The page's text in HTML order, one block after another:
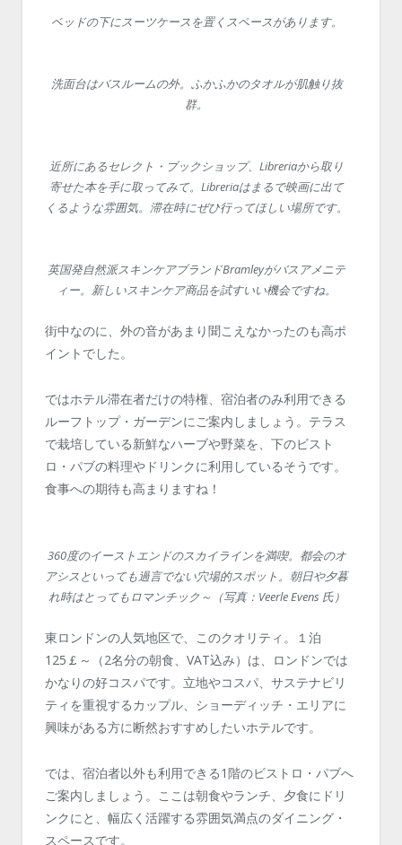
ベッドの下にスーツケースを置くスペースがあります。
洗面台はバスルームの外。ふかふかのタオルが肌触り抜
群。
近所にあるセレクト・ブックショップ、Libreriaから取り
寄せた本を手に取ってみて。Libreriaはまるで映画に出て
くるような雰囲気。滞在時にぜひ行ってほしい場所です。
英国発自然派スキンケアブランドBramleyがバスアメニテ
ィー。新しいスキンケア商品を試すいい機会ですね。
街中なのに、外の音があまり聞こえなかったのも高ポ
イントでした。
ではホテル滞在者だけの特権、宿泊者のみ利用できる
ルーフトップ・ガーデンにご案内しましょう。テラス
で栽培している新鮮なハーブや野菜を、下のビスト
ロ・パブの料理やドリンクに利用しているそうです。
食事への期待も高まりますね！
360度のイーストエンドのスカイラインを満喫。都会のオ
アシスといっても過言でない穴場的スポット。朝日や夕暮
れ時はとってもロマンチック～（写真：Veerle Evens 氏）
東ロンドンの人気地区で、このクオリティ。１泊
125￡～（2名分の朝食、VAT込み）は、ロンドンでは
かなりの好コスパです。立地やコスパ、サステナビリ
ティを重視するカップル、ショーディッチ・エリアに
興味がある方に断然おすすめしたいホテルです。
では、宿泊者以外も利用できる1階のビストロ・パブへ
ご案内しましょう。ここは朝食やランチ、夕食にドリ
ンクにと、幅広く活躍する雰囲気満点のダイニング・
スペースです。